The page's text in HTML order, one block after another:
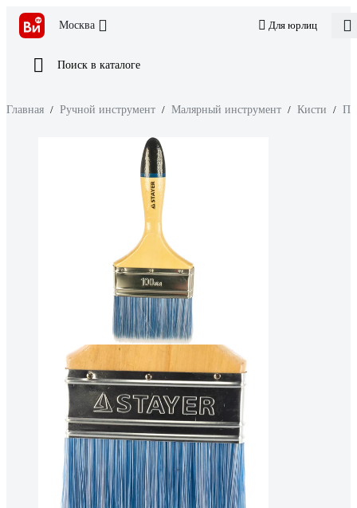
Москва Для юрлиц
Поиск в каталоге
Главная / Ручной инструмент / Малярный инструмент / Кисти /